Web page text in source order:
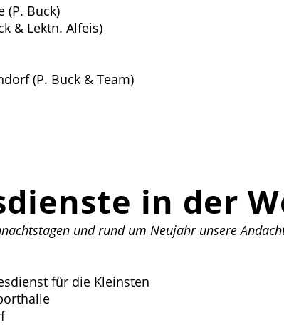
(P. Buck)
& Lektn. Alfeis)
(P. Buck & Team)
in der
und rund um Neujahr unsere
für die Kleinsten